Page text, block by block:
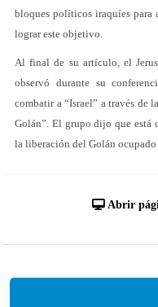
bloques políticos iraquíes para
lograr este objetivo.
Al final de su artículo, el
observó durante su
combatir a “Israel” a través de
Golán”. El grupo dijo que está
la liberación del Golán
Abrir